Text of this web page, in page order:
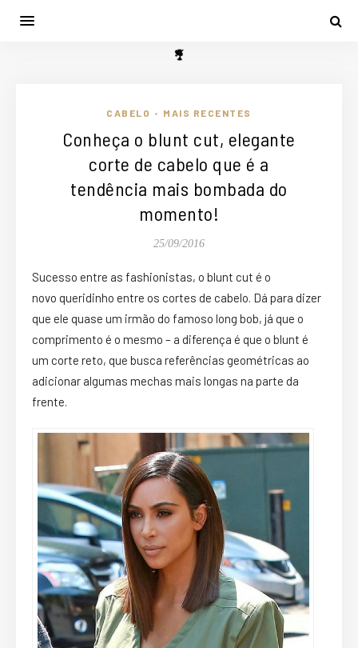
CABELO • MAIS RECENTES
Conheça o blunt cut, elegante
corte de cabelo que é a
tendência mais bombada do
momento!
25/09/2016
Sucesso entre as fashionistas, o blunt cut é o
novo queridinho entre os cortes de cabelo. Dá para dizer
que ele quase um irmão do famoso long bob, já que o
comprimento é o mesmo – a diferença é que o blunt é
um corte reto, que busca referências geométricas ao
adicionar algumas mechas mais longas na parte da
frente.